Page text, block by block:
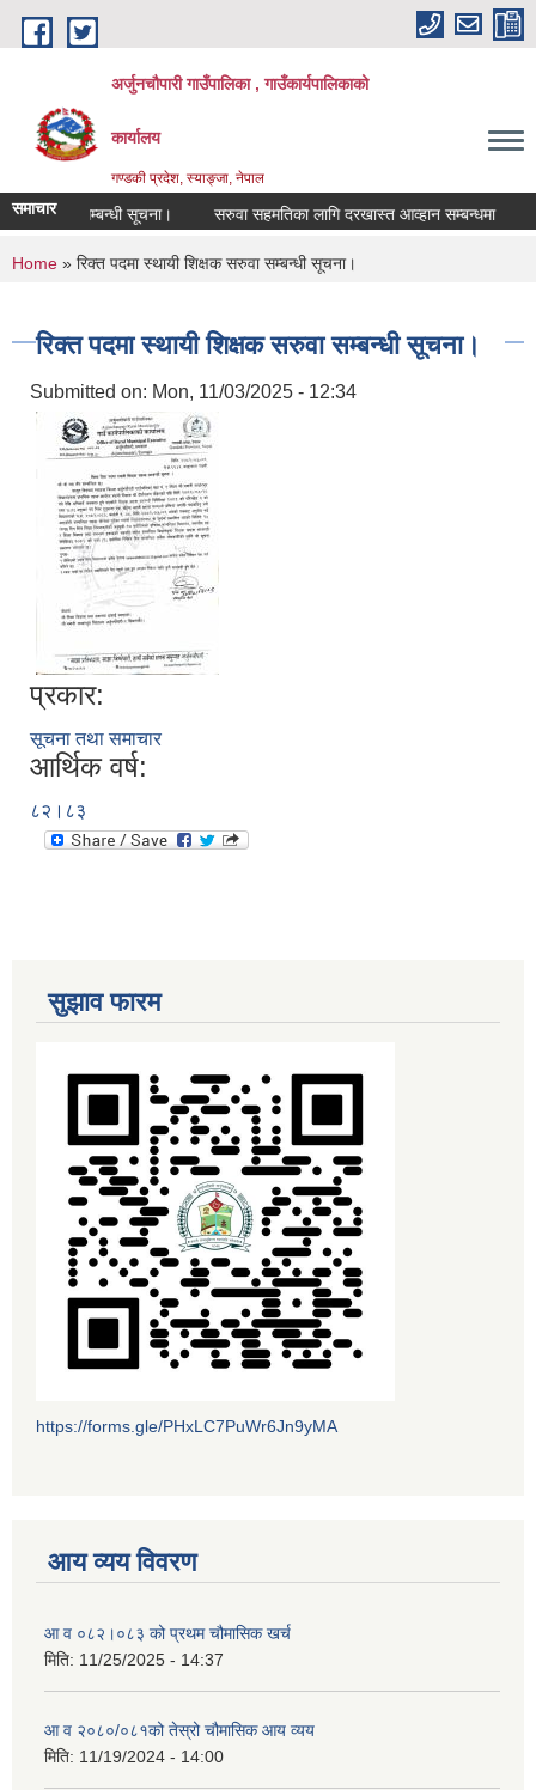
Skip to main content
अर्जुनचौपारी गाउँपालिका , गाउँकार्यपालिकाको
कार्यालय
गण्डकी प्रदेश, स्याङ्जा, नेपाल
समाचारसम्बन्धी सूचना। सरुवा सहमतिका लागि दरखास्त आव्हान सम्बन्धमा
You are here
Home » रिक्त पदमा स्थायी शिक्षक सरुवा सम्बन्धी सूचना।
रिक्त पदमा स्थायी शिक्षक सरुवा सम्बन्धी सूचना।
Submitted on: Mon, 11/03/2025 - 12:34
प्रकार:
सूचना तथा समाचार
आर्थिक वर्ष:
८२।८३
सुझाव फारम
https://forms.gle/PHxLC7PuWr6Jn9yMA
आय व्यय विवरण
आ व ०८२।०८३ को प्रथम चौमासिक खर्च
मिति: 11/25/2025 - 14:37
आ व २०८०/०८१को तेस्रो चौमासिक आय व्यय
मिति: 11/19/2024 - 14:00